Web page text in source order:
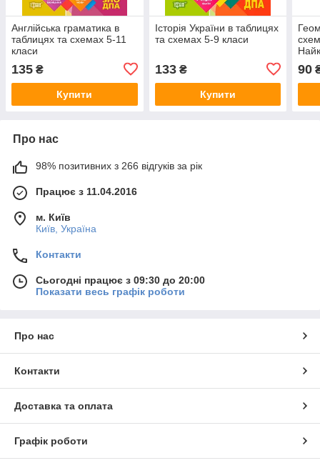
Англійська граматика в
таблицях та схемах 5-11
класи
135 ₴
Купити
Історія України в таблицях
та схемах 5-9 класи
133₴
Купити
90
Про нас
98% позитивних з 266 відгуків за рік
Працює з 11.04.2016
м. Київ
Київ, Україна
Контакти
Сьогодні працює з 09:30 до 20:00
Показати весь графік роботи
Про нас
Контакти
Доставка та оплата
Графік роботи